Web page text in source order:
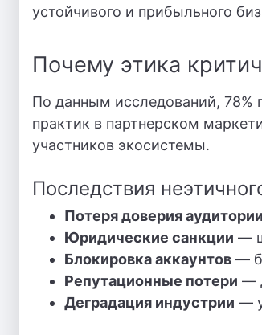
устойчивого и прибыльного
Почему этика
По данным исследований, 78%
практик в партнерском
участников экосистемы.
Последствия
Потеря доверия аудитории
Юридические санкции —
Блокировка аккаунтов —
Репутационные потери —
Деградация индустрии —